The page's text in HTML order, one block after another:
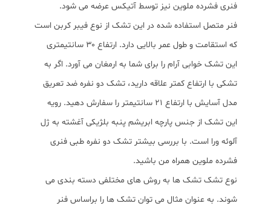
فنری فشرده ملوین نیز توسط آتیکس عرضه می شود.
فنر متصل استفاده شده در این تشک از نوع فیبر کربن است
که استقامت و طول عمر بالایی دارد. ارتفاع ۳۰ سانتیمتری
این تشک خوابی آرام را برای شما به ارمغان می آورد. اگر به
تشکی با ارتفاع کمتر علاقه دارید، تشک دو نفره ضد تعریق
مدل آسایش با ارتفاع ۲۱ سانتیمتر را سفارش دهید. رویه
این تشک از جنس پارچه ابریشم پنبه بلژیکی آغشته به ژل
آلوئه ورا است. با بررسی بیشتر تشک دو نفره طبی فنری
فشرده ملوین همراه من باشید.
نوع تشک تشک ها به روش های مختلفی دسته بندی می
شوند. به عنوان مثال می توان تشک ها را براساس فنر